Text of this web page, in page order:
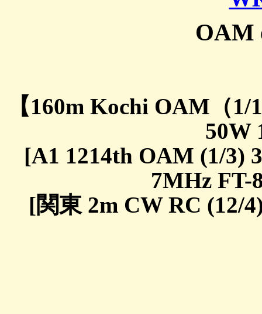
OAM
【160m Kochi OAM（
50W
[A1 1214th OAM (1/3)
7MHz FT-
[関東 2m CW RC (12/